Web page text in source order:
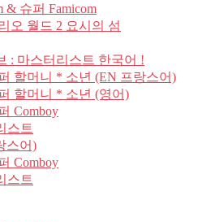
& 슈퍼 Famicom
오 월드 2 요시의 섬
: 마스터리스트 한국어 !
할머니 * 소년 (EN 프랑스어)
할머니 * 소년 (영어)
Comboy
스트
스어)
Comboy
스트